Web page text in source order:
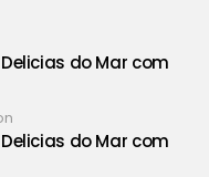
do Mar com
do Mar com